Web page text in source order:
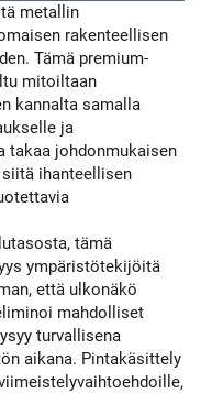
metallin
rakenteellisen
Tämä premium-
mitoiltaan
kannalta samalla
ja
takaa johdonmukaisen
ihanteellisen
tämä
ympäristötekijöitä
että ulkonäkö
mahdolliset
turvallisena
aikana. Pintakäsittely